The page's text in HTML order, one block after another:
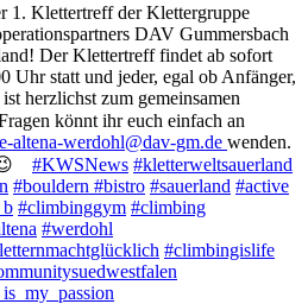
1. Klettertreff der Klettergruppe
DAV Gummersbach
Der Klettertreff findet ab sofort
Uhr statt und jeder, egal ob Anfänger,
herzlichst zum gemeinsamen
könnt ihr euch einfach an
altena-werdohl@dav-gm.de wenden.
#KWSNews #kletterweltsauerland
#bouldern #bistro #sauerland #active
#climbinggym #climbing
#werdohl
#climbingislife